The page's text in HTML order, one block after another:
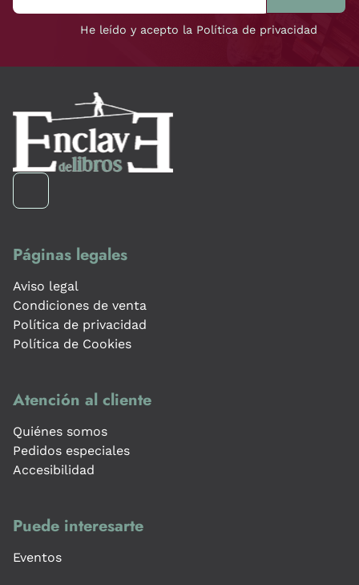
He leído y acepto la Política de privacidad
Páginas legales
Aviso legal
Condiciones de venta
Política de privacidad
Política de Cookies
Atención al cliente
Quiénes somos
Pedidos especiales
Accesibilidad
Puede interesarte
Eventos